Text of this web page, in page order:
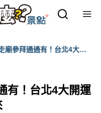
廟參拜通通有！台北4大開
有！台北4大開運